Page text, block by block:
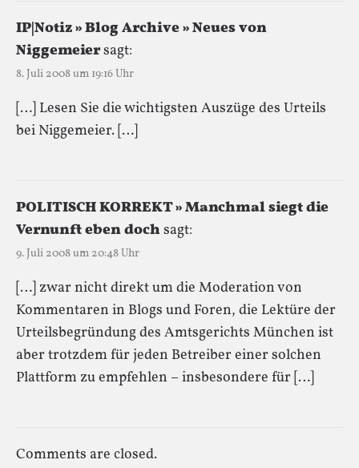
IP|Notiz » Blog Archive » Neues von
Niggemeiersagt:
8. Juli 2008 um 19:16 Uhr
[…] Lesen Sie die wichtigsten Auszüge des Urteils
bei Niggemeier. […]
POLITISCH KORREKT » Manchmal siegt die
Vernunft eben doch sagt:
9. Juli 2008 um 20:48 Uhr
[…] zwar nicht direkt um die Moderation von
Kommentaren in Blogs und Foren, die Lektüre der
Urteilsbegründung des Amtsgerichts München ist
aber trotzdem für jeden Betreiber einer solchen
Plattform zu empfehlen – insbesondere für […]
Comments are closed.